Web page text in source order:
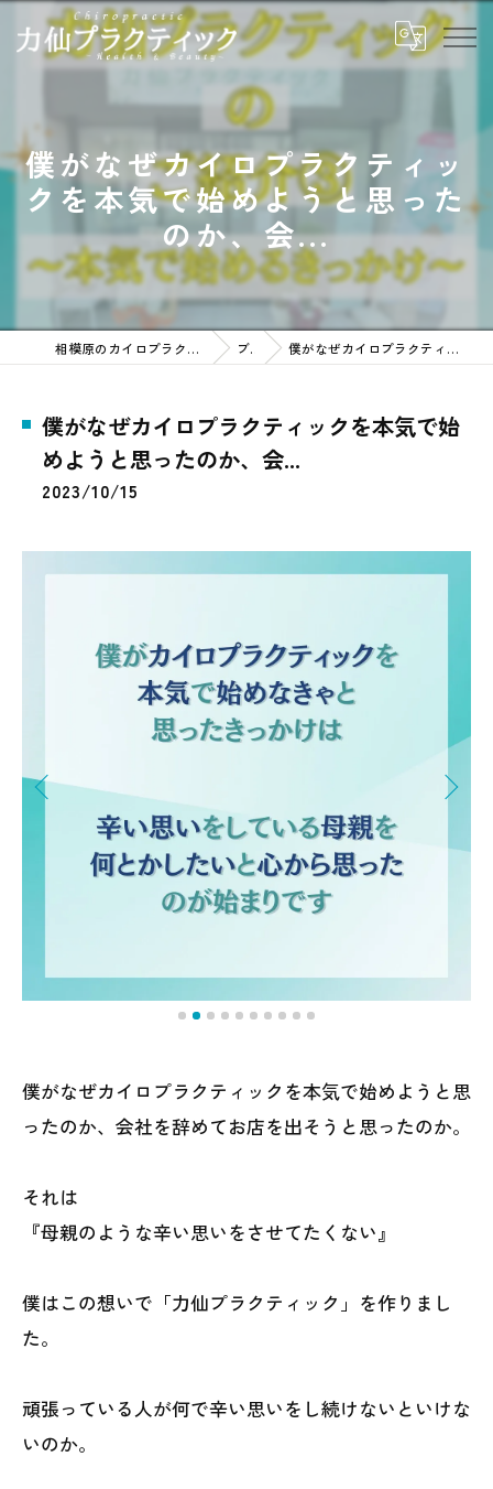
僕がなぜカイロプラクティッ
クを本気で始めようと思った
のか、会...
相模原のカイロプラクティックなら力仙プラクティック ブログ 僕がなぜカイロプラクティックを本気で始めようと思ったのか、会...
僕がなぜカイロプラクティックを本気で始
めようと思ったのか、会...
2023/10/15
僕がなぜカイロプラクティックを本気で始めようと思
ったのか、会社を辞めてお店を出そうと思ったのか。
それは
『母親のような辛い思いをさせてたくない』
僕はこの想いで「力仙プラクティック」を作りまし
た。
頑張っている人が何で辛い思いをし続けないといけな
いのか。